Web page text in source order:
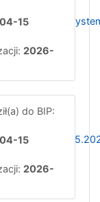
15
2026-
do BIP:
15
2026-